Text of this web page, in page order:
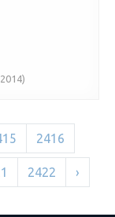
2416
2422 ›